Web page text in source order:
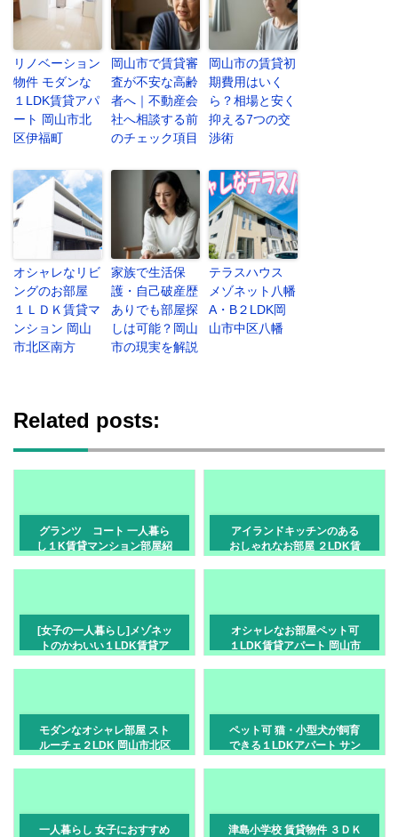
リノベーション
物件 モダンな
１LDK賃貸アパ
ート 岡山市北
区伊福町
岡山市で賃貸審
査が不安な高齢
者へ｜不動産会
社へ相談する前
のチェック項目
岡山市の賃貸初
期費用はいく
ら？相場と安く
抑える7つの交
渉術
オシャレなリビ
ングのお部屋
１ＬＤＫ賃貸マ
ンション 岡山
市北区南方
家族で生活保
護・自己破産歴
ありでも部屋探
しは可能？岡山
市の現実を解説
テラスハウス
メゾネット八幡
A・B２LDK岡
山市中区八幡
Related posts:
グランツ コート 一人暮ら
し１K賃貸マンション部屋紹
アイランドキッチンのある
おしゃれなお部屋 ２LDK賃
[女子の一人暮らし]メゾネッ
トのかわいい１LDK賃貸ア
オシャレなお部屋ペット可
１LDK賃貸アパート 岡山市
モダンなオシャレ部屋 スト
ルーチェ２LDK 岡山市北区
ペット可 猫・小型犬が飼育
できる１LDKアパート サン
一人暮らし 女子におすすめ
津島小学校 賃貸物件 ３ＤＫ